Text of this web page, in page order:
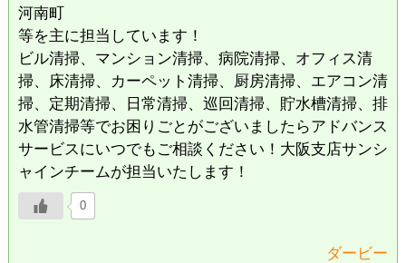
河南町
等を主に担当しています！
ビル清掃、マンション清掃、病院清掃、オフィス清
掃、床清掃、カーペット清掃、厨房清掃、エアコン清
掃、定期清掃、日常清掃、巡回清掃、貯水槽清掃、排
水管清掃等でお困りごとがございましたらアドバンス
サービスにいつでもご相談ください！大阪支店サンシ
ャインチームが担当いたします！
0
ダービー